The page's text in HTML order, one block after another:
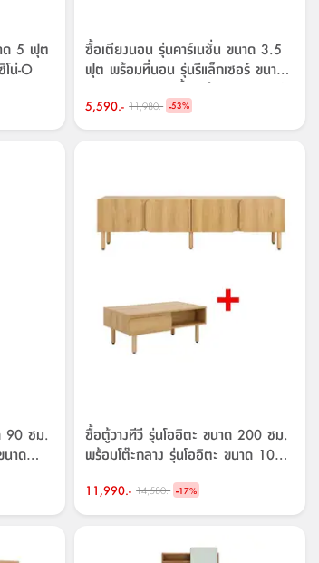
ด 5 ฟุต
น่-O
ซื้อเตียงนอน รุ่นคาร์เนชั่น ขนาด 3.5
ฟุต พร้อมที่นอน รุ่นรีแล็กเซอร์ ขนาด
3.5 ฟุต หนา 8 นิ้ว พร้อมหมอน 1 ใบ
ราคาพิเศษ!
5,590.- 11,980.- -53%
90 ซม.
าด
ซื้อตู้วางทีวี รุ่นโออิตะ ขนาด 200 ซม.
พร้อมโต๊ะกลาง รุ่นโออิตะ ขนาด 100
11,990.- 14,580.- -17%